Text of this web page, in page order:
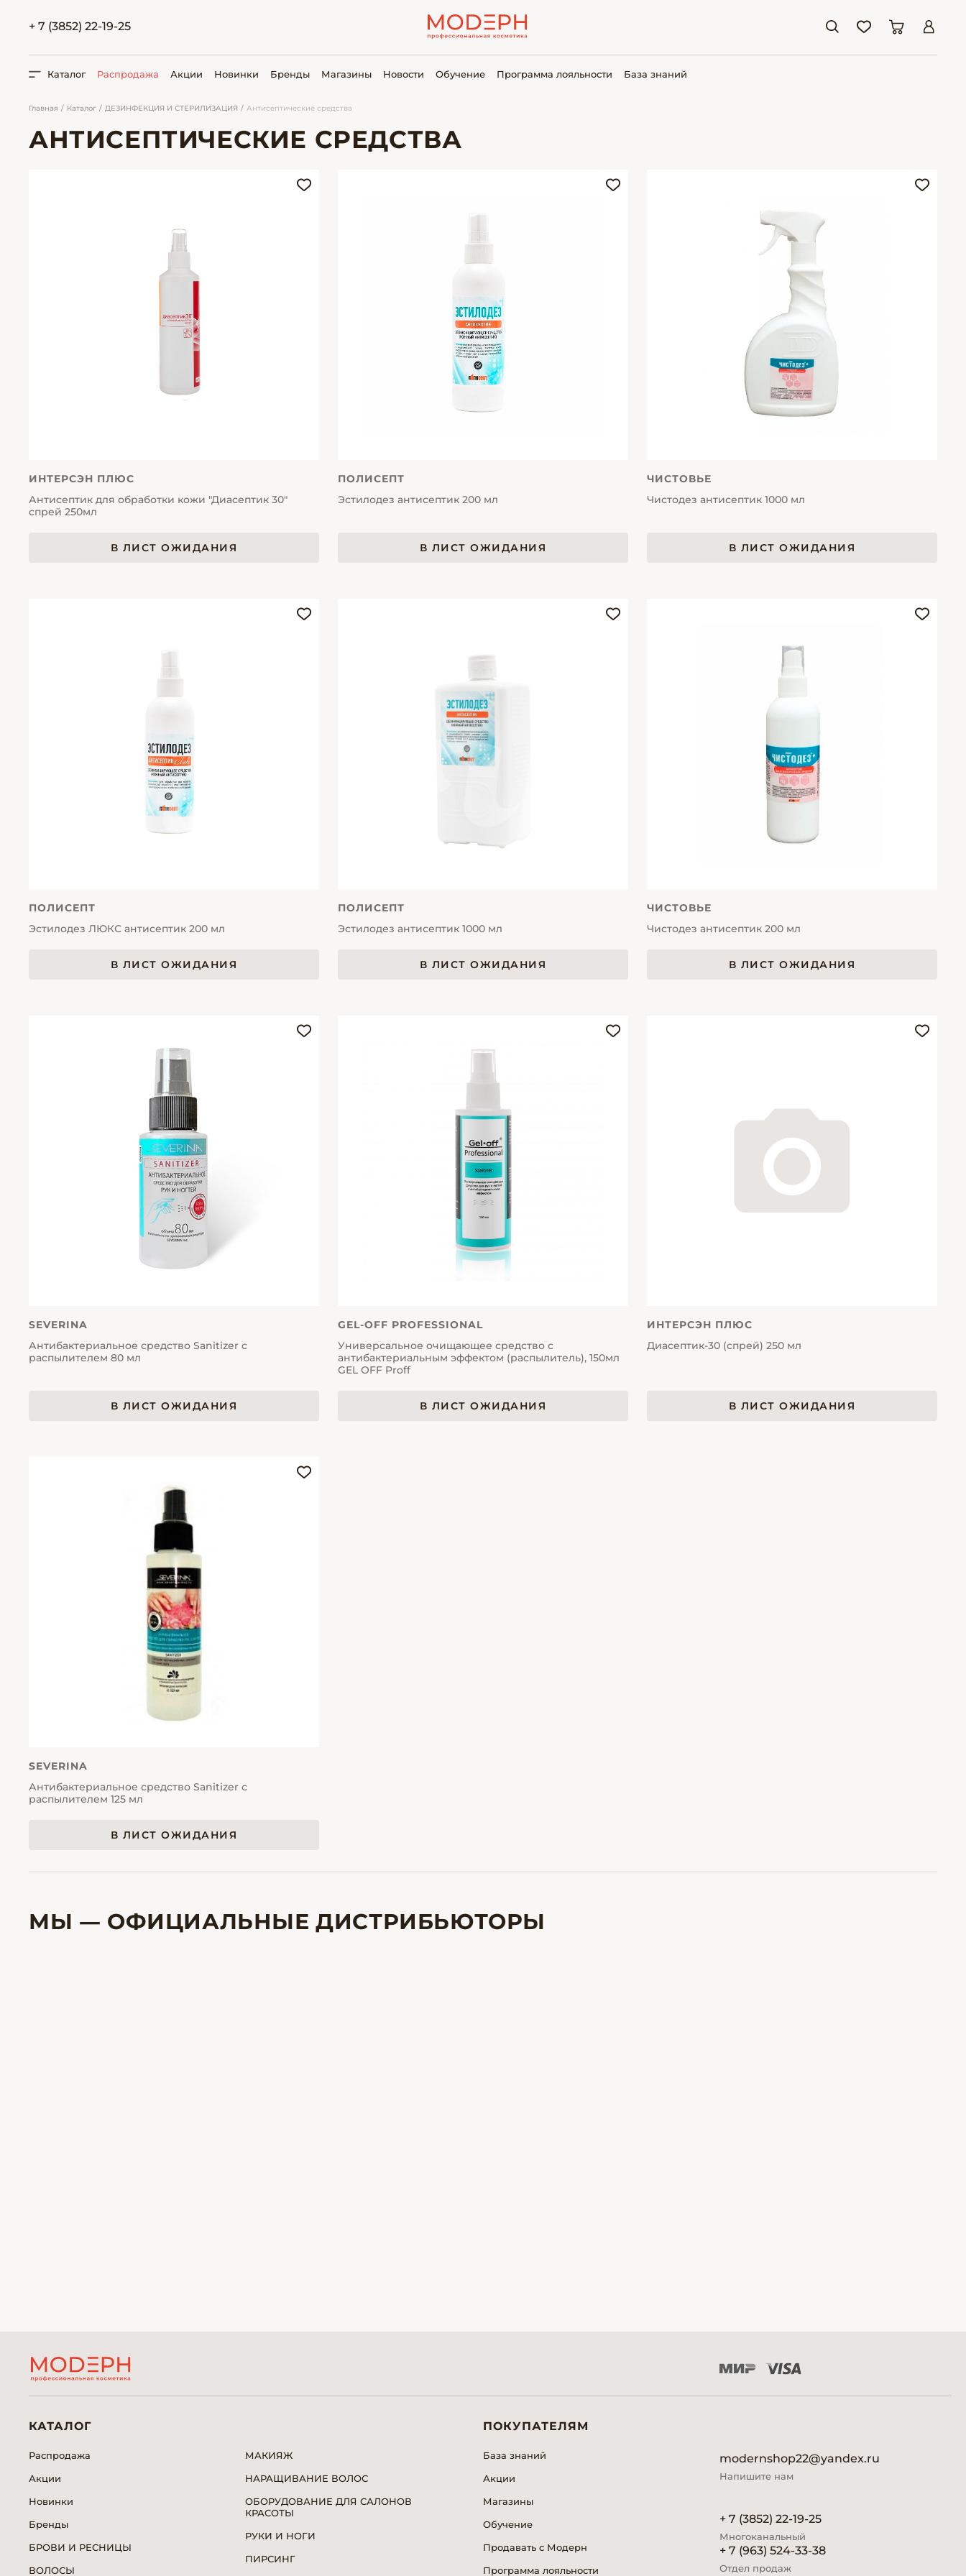
+ 7 (3852) 22-19-25
ПОИСК
Каталог Распродажа Акции Новинки Бренды Магазины Новости Обучение Программа лояльности База знаний
Главная Каталог ДЕЗИНФЕКЦИЯ И СТЕРИЛИЗАЦИЯ Антисептические средства
АНТИСЕПТИЧЕСКИЕ СРЕДСТВА
ИНТЕРСЭН ПЛЮС
Антисептик для обработки кожи "Диасептик 30"
спрей 250мл
В ЛИСТ ОЖИДАНИЯ
ПОЛИСЕПТ
Эстилодез антисептик 200 мл
В ЛИСТ ОЖИДАНИЯ
ЧИСТОВЬЕ
Чистодез антисептик 1000 мл
В ЛИСТ ОЖИДАНИЯ
ПОЛИСЕПТ
Эстилодез ЛЮКС антисептик 200 мл
В ЛИСТ ОЖИДАНИЯ
ПОЛИСЕПТ
Эстилодез антисептик 1000 мл
В ЛИСТ ОЖИДАНИЯ
ЧИСТОВЬЕ
Чистодез антисептик 200 мл
В ЛИСТ ОЖИДАНИЯ
SEVERINA
Антибактериальное средство Sanitizer с
распылителем 80 мл
В ЛИСТ ОЖИДАНИЯ
GEL-OFF PROFESSIONAL
Универсальное очищающее средство с
антибактериальным эффектом (распылитель), 150мл
GEL OFF Proff
В ЛИСТ ОЖИДАНИЯ
ИНТЕРСЭН ПЛЮС
Диасептик-30 (спрей) 250 мл
В ЛИСТ ОЖИДАНИЯ
SEVERINA
Антибактериальное средство Sanitizer с
распылителем 125 мл
В ЛИСТ ОЖИДАНИЯ
МЫ — ОФИЦИАЛЬНЫЕ ДИСТРИБЬЮТОРЫ
modernshop22@yandex.ru
Напишите нам
+ 7 (3852) 22-19-25
Многоканальный
+ 7 (963) 524-33-38
Отдел продаж
КАТАЛОГ
Распродажа
Акции
Новинки
Бренды
БРОВИ И РЕСНИЦЫ
ВОЛОСЫ
МАКИЯЖ
НАРАЩИВАНИЕ ВОЛОС
ОБОРУДОВАНИЕ ДЛЯ САЛОНОВ
КРАСОТЫ
РУКИ И НОГИ
ПИРСИНГ
ПОКУПАТЕЛЯМ
База знаний
Акции
Магазины
Обучение
Продавать с Модерн
Программа лояльности